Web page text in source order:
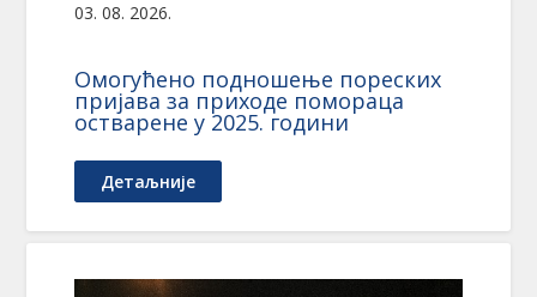
03. 08. 2026.
Омогућено подношење пореских
пријава за приходе помораца
остварене у 2025. години
Детаљније